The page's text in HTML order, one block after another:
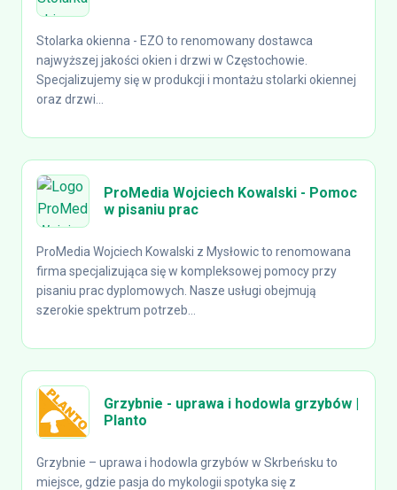
Stolarka okienna - EZO to renomowany dostawca
najwyższej jakości okien i drzwi w Częstochowie.
Specjalizujemy się w produkcji i montażu stolarki okiennej
oraz drzwi...
ProMedia Wojciech Kowalski - Pomoc
w pisaniu prac
ProMedia Wojciech Kowalski z Mysłowic to renomowana
firma specjalizująca się w kompleksowej pomocy przy
pisaniu prac dyplomowych. Nasze usługi obejmują
szerokie spektrum potrzeb...
Grzybnie - uprawa i hodowla grzybów |
Planto
Grzybnie – uprawa i hodowla grzybów w Skrbeńsku to
miejsce, gdzie pasja do mykologii spotyka się z